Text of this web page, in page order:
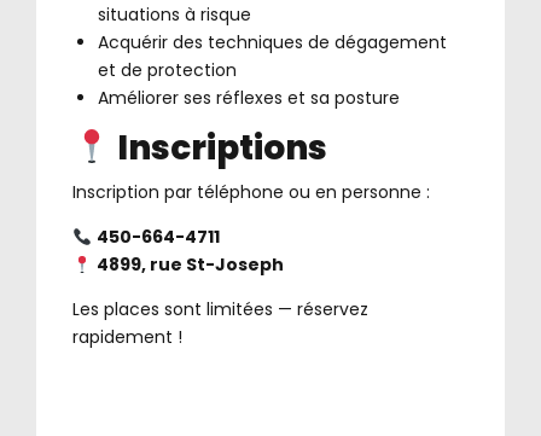
situations à risque
Acquérir des techniques de dégagement
et de protection
Améliorer ses réflexes et sa posture
Inscriptions
Inscription par téléphone ou en personne :
450-664-4711
4899, rue St-Joseph
Les places sont limitées — réservez
rapidement !